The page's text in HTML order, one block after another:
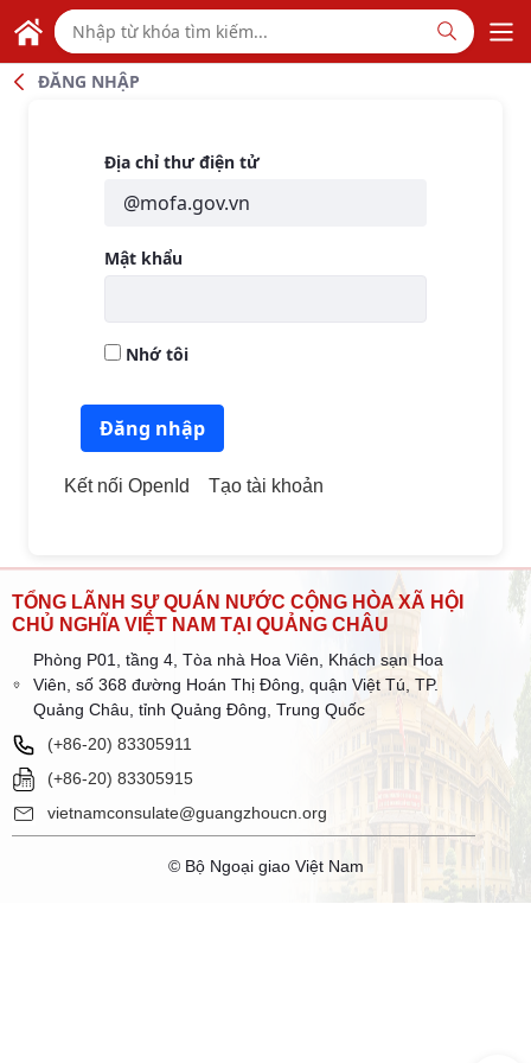
Skip to Main Content
TỔNG LÃNH SỰ QUÁN VIỆT NAM
TẠI QUẢNG CHÂU - TRUNG QUỐC
ĐĂNG NHẬP
Đăng nhập
Địa chỉ thư điện tử
Mật khẩu
Nhớ tôi
Đăng nhập
Kết nối OpenId Tạo tài khoản
TỔNG LÃNH SỰ QUÁN NƯỚC CỘNG HÒA XÃ HỘI
CHỦ NGHĨA VIỆT NAM TẠI QUẢNG CHÂU
Phòng P01, tầng 4, Tòa nhà Hoa Viên, Khách sạn Hoa
Viên, số 368 đường Hoán Thị Đông, quận Việt Tú, TP.
Quảng Châu, tỉnh Quảng Đông, Trung Quốc
(+86-20) 83305911
(+86-20) 83305915
vietnamconsulate@guangzhoucn.org
© Bộ Ngoại giao Việt Nam